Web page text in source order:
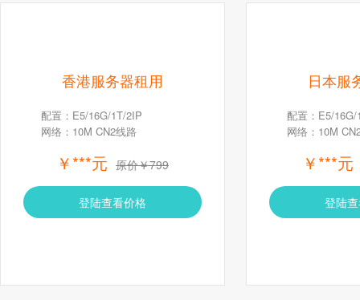
香港服务器租用
配置：E5/16G/1T/2IP
网络：10M CN2线路
￥***元 原价￥799
登陆查看价格
日本服
配置：E5/
网络：10M
￥***元
登陆